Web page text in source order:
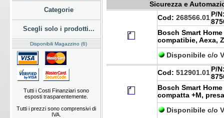
Categorie
Scegli solo i prodotti...
Disponibili Magazzino (6)
Tutti i Costi Finanziari sono
esposti trasparentemente.
Tutti i prezzi sono comprensivi di
IVA.
Sicurezza e
Cod: 268566.01 P/
Bosch Smart Home
compatibie, Aexa,
Disponibile c/o
Cod: 512901.01 P/
Bosch Smart
compatta +M,
Disponibile c/o